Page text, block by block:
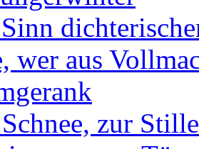
wer aus
zur Stille